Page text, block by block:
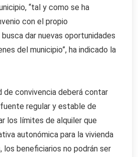
“tal y como se ha
con el propio
dar nuevas oportunidades
del municipio”, ha indicado la
de convivencia deberá contar
regular y estable de
los límites de alquiler que
autonómica para la vivienda
los beneficiarios no podrán ser